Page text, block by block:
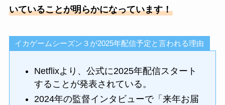
いていることが明らかになっています！
イカゲームシーズン３が2025年配信予定と言われる理由
Netflixより、公式に2025年配信スタート
することが発表されている。
2024年の監督インタビューで「来年お届